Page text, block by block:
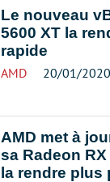
Le nouveau
5600 XT la
rapide
AMD 20/01/2020
AMD met à
sa Radeon
la rendre plus